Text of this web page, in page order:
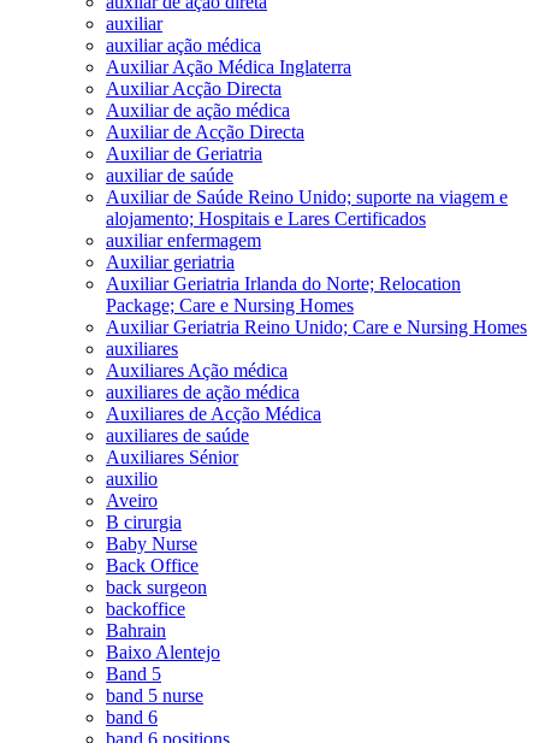
auxiliar
auxiliar ação médica
Auxiliar Ação Médica Inglaterra
Auxiliar Acção Directa
Auxiliar de ação médica
Auxiliar de Acção Directa
Auxiliar de Geriatria
auxiliar de saúde
Auxiliar de Saúde Reino Unido; suporte na viagem e
alojamento; Hospitais e Lares Certificados
auxiliar enfermagem
Auxiliar geriatria
Auxiliar Geriatria Irlanda do Norte; Relocation
Package; Care e Nursing Homes
Auxiliar Geriatria Reino Unido; Care e Nursing Homes
auxiliares
Auxiliares Ação médica
auxiliares de ação médica
Auxiliares de Acção Médica
auxiliares de saúde
Auxiliares Sénior
auxilio
Aveiro
B cirurgia
Baby Nurse
Back Office
back surgeon
backoffice
Bahrain
Baixo Alentejo
Band 5
band 5 nurse
band 6
band 6 positions